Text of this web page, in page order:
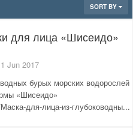
SORT BY
для лица «Шисеидо»
1 Jun 2017
бурых морских водорослей
«Шисеидо»
для-лица-из-глубоководны...